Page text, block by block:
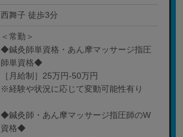
西舞子 徒歩3分
＜常勤＞
◆鍼灸師単資格・あん摩マッサージ指圧
師単資格◆
［月給制］25万円-50万円
※経験や状況に応じて変動可能性有り
◆鍼灸師・あん摩マッサージ指圧師のW
資格◆